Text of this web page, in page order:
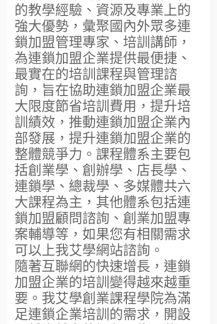
的教學經驗、資源及專業上的
強大優勢，彙聚國內外眾多連
鎖加盟管理專家、培訓講師，
為連鎖加盟企業提供最便捷、
最實在的培訓課程與管理諮
詢，旨在協助連鎖加盟企業最
大限度節省培訓費用，提升培
訓績效，推動連鎖加盟企業內
部發展，提升連鎖加盟企業的
整體競爭力。課程體系主要包
括創業學、創辦學、店長學、
連鎖學、總裁學、多媒體共六
大課程為主，其他體系包括連
鎖加盟顧問諮詢、創業加盟專
案輔導等，如果您有相關需求
可以上我艾學網站諮詢。
隨著互聯網的快速增長，連鎖
加盟企業的培訓變得越來越重
要。我艾學創業課程學院為滿
足連鎖企業培訓的需求，開設